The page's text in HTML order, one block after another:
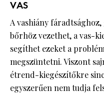
VAS
A vashiány
bőrhöz vezethet, a vas-
segíthet ezeket a
megszüntetni. Viszont
étrend-kiegészítőkre
egyszerűen nem tudja